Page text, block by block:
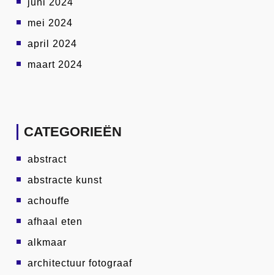
juni 2024
mei 2024
april 2024
maart 2024
CATEGORIEËN
abstract
abstracte kunst
achouffe
afhaal eten
alkmaar
architectuur fotograaf